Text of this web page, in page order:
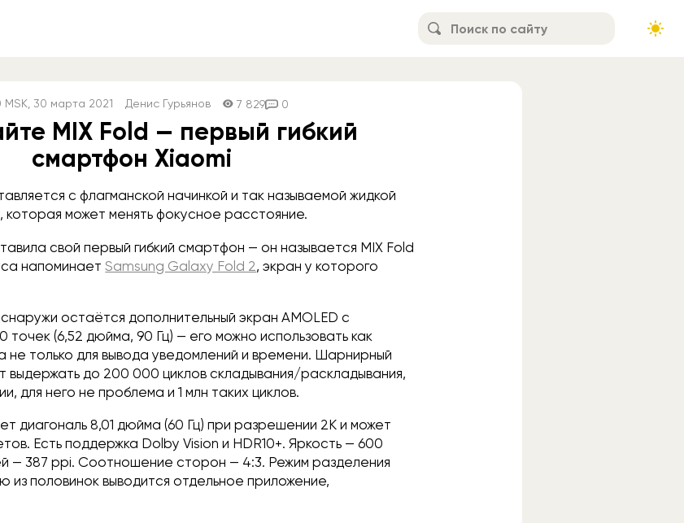
MSK , 30 марта 2021 Денис Гурьянов 7 829 0
MIX Fold — первый гибкий
смартфон Xiaomi
с флагманской начинкой и так называемой жидкой
которая может менять фокусное расстояние.
свой первый гибкий смартфон — он называется MIX Fold
напоминаетSamsung Galaxy Fold 2, экран у которого
остаётся дополнительный экран AMOLED с
(6,52 дюйма, 90 Гц) — его можно использовать как
не только для вывода уведомлений и времени. Шарнирный
выдержать до 200 000 циклов складывания/раскладывания,
для него не проблема и 1 млн таких циклов.
диагональ 8,01 дюйма (60 Гц) при разрешении 2K и может
Есть поддержка Dolby Vision и HDR10+. Яркость — 600
— 387 ppi. Соотношение сторон — 4:3. Режим разделения
из половинок выводится отдельное приложение,